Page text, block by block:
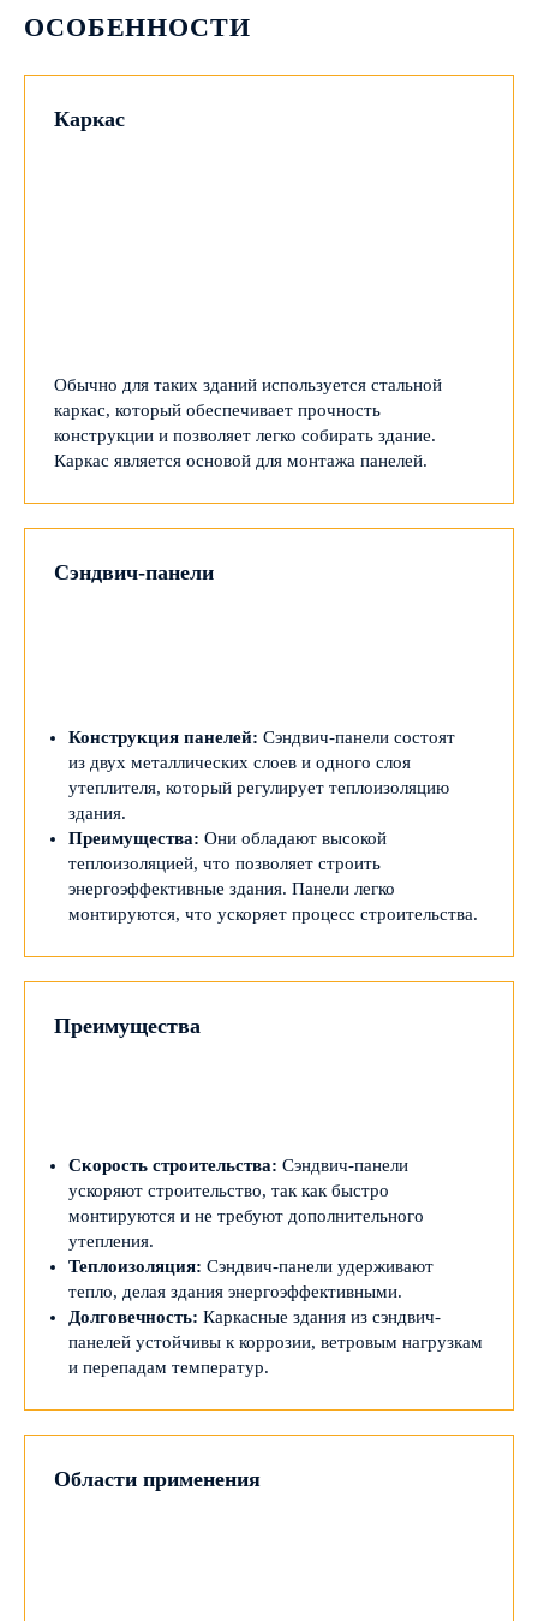
ОСОБЕННОСТИ
Каркас
Обычно для таких зданий используется стальной
каркас, который обеспечивает прочность
конструкции и позволяет легко собирать здание.
Каркас является основой для монтажа панелей.
Сэндвич-панели
Конструкция панелей: Сэндвич-панели состоят
из двух металлических слоев и одного слоя
утеплителя, который регулирует теплоизоляцию
здания.
Преимущества: Они обладают высокой
теплоизоляцией, что позволяет строить
энергоэффективные здания. Панели легко
монтируются, что ускоряет процесс строительства.
Преимущества
Скорость строительства: Сэндвич-панели
ускоряют строительство, так как быстро
монтируются и не требуют дополнительного
утепления.
Теплоизоляция: Сэндвич-панели удерживают
тепло, делая здания энергоэффективными.
Долговечность: Каркасные здания из сэндвич-
панелей устойчивы к коррозии, ветровым нагрузкам
и перепадам температур.
Области применения